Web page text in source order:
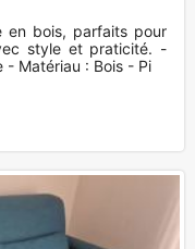
en bois, parfaits pour
style et praticité. -
- Matériau : Bois - Pi